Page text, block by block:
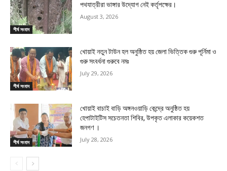
শীর্ষ সংবাদ
পথযাত্রীরা ভাঙ্গার উদ্যোগ নেই কর্তৃপক্ষের।
August 3, 2026
শীর্ষ সংবাদ
খোয়াই নতুন টাউন হল অনুষ্ঠিত হয় জেলা ভিত্তিক গুরু পূর্নিমা ও
গুরু সংবর্ধনা গুরুবে নমঃ
July 29, 2026
শীর্ষ সংবাদ
খোয়াই বাচাই বাড়ি অঙ্গনওয়াড়ি কেন্দ্রে অনুষ্ঠিত হয়
হেপাটাইটিস সচেতনতা শিবির, উপকৃত এলাকার কয়েকশত
জনগণ ।
July 28, 2026